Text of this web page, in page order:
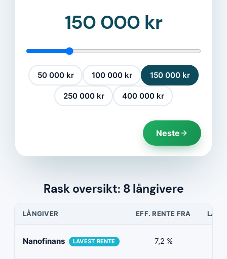
150 000 kr
50 000 kr 100 000 kr 150 000 kr
250 000 kr 400 000 kr
Neste
Rask oversikt: 8 långivere
LÅNGIVER EFF. RENTE FRA
Nanofinans LAVEST RENTE 7,2 %